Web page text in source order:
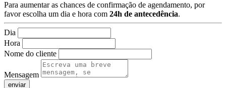
Para aumentar as chances de confirmação de agendamento, por
favor escolha um dia e hora com 24h de antecedência.
Dia
Hora
Nome do cliente
Mensagem